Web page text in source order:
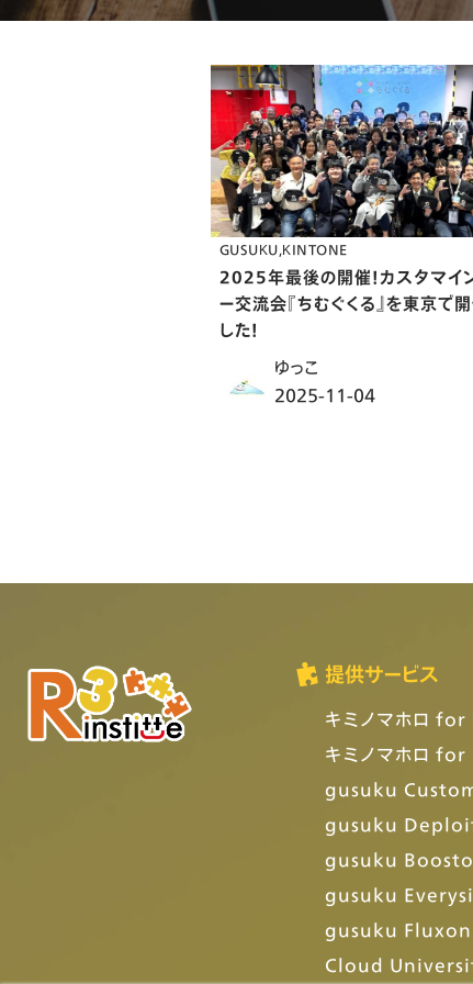
GUSUKU KINTONE
2025年最後の開催！カスタマイ
ー交流会『ちむぐくる』を東京で
した！
ゆっこ
2025-11-04
提供サービス
キミノマホロ
キミノマホロ for
gusuku
gusuku
gusuku
gusuku
gusuku Fluxon
Cloud